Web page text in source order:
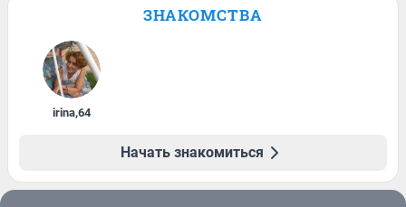
ЗНАКОМСТВА
irina,64
Начать знакомиться